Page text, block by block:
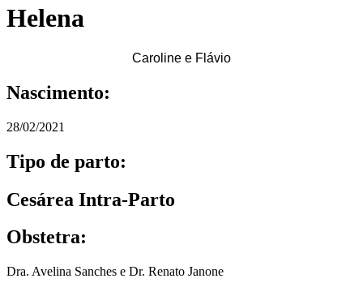
Helena
Caroline e Flávio
Nascimento:
28/02/2021
Tipo de parto:
Cesárea Intra-Parto
Obstetra:
Dra. Avelina Sanches e Dr. Renato Janone